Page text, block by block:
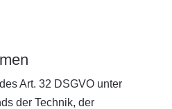
Art. 32 DSGVO unter
der Technik, der